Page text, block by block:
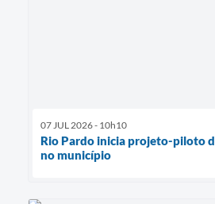
07 JUL 2026 - 10h10
Rio Pardo inicia projeto-piloto
no município